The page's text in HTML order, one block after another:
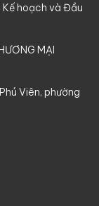
Kế hoạch và Đầu
MẠI
Viên, phường